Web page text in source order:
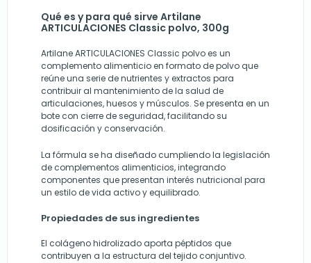
Qué es y para qué sirve Artilane
ARTICULACIONES Classic polvo, 300g
Artilane ARTICULACIONES Classic polvo es un
complemento alimenticio en formato de polvo que
reúne una serie de nutrientes y extractos para
contribuir al mantenimiento de la salud de
articulaciones, huesos y músculos. Se presenta en un
bote con cierre de seguridad, facilitando su
dosificación y conservación.
La fórmula se ha diseñado cumpliendo la legislación
de complementos alimenticios, integrando
componentes que presentan interés nutricional para
un estilo de vida activo y equilibrado.
Propiedades de sus ingredientes
El colágeno hidrolizado aporta péptidos que
contribuyen a la estructura del tejido conjuntivo.